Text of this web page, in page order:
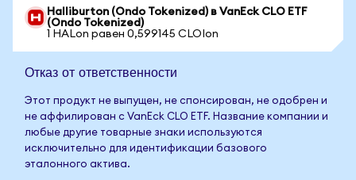
Halliburton (Ondo Tokenized) в VanEck CLO ETF
(Ondo Tokenized)
1 HALon равен 0,599145 CLOIon
Отказ от ответственности
Этот продукт не выпущен, не спонсирован, не одобрен и
не аффилирован с VanEck CLO ETF. Название компании и
любые другие товарные знаки используются
исключительно для идентификации базового
эталонного актива.